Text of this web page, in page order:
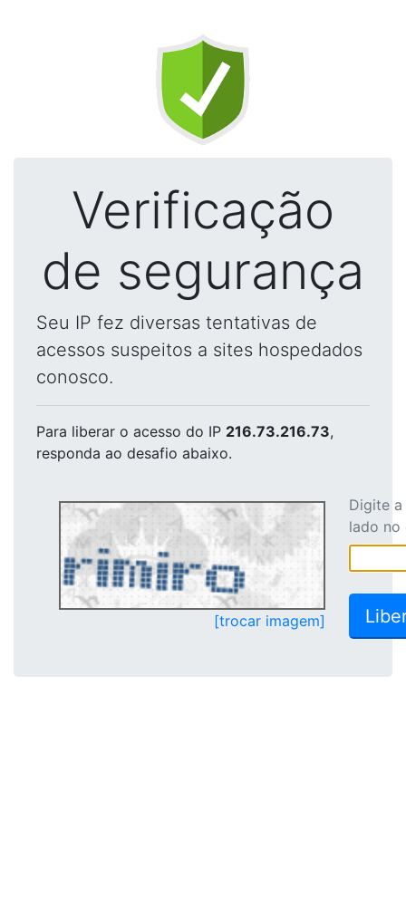
Verificação
de segurança
Seu IP fez diversas tentativas de
acessos suspeitos a sites hospedados
conosco.
Para liberar o acesso do IP 216.73.216.73,
responda ao desafio abaixo.
[trocar imagem]
Digite
lado no